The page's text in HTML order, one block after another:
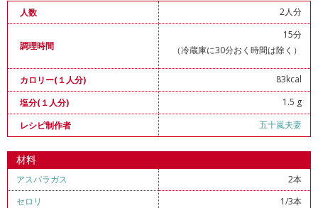
人数 2人分
調理時間
15分
（冷蔵庫に30分おく時間は除く）
カロリー(１人分)
83kcal
塩分(１人分)
1.5 g
レシピ制作者
五十嵐夫妻
材料
アスパラガス
2本
セロリ
1/3本